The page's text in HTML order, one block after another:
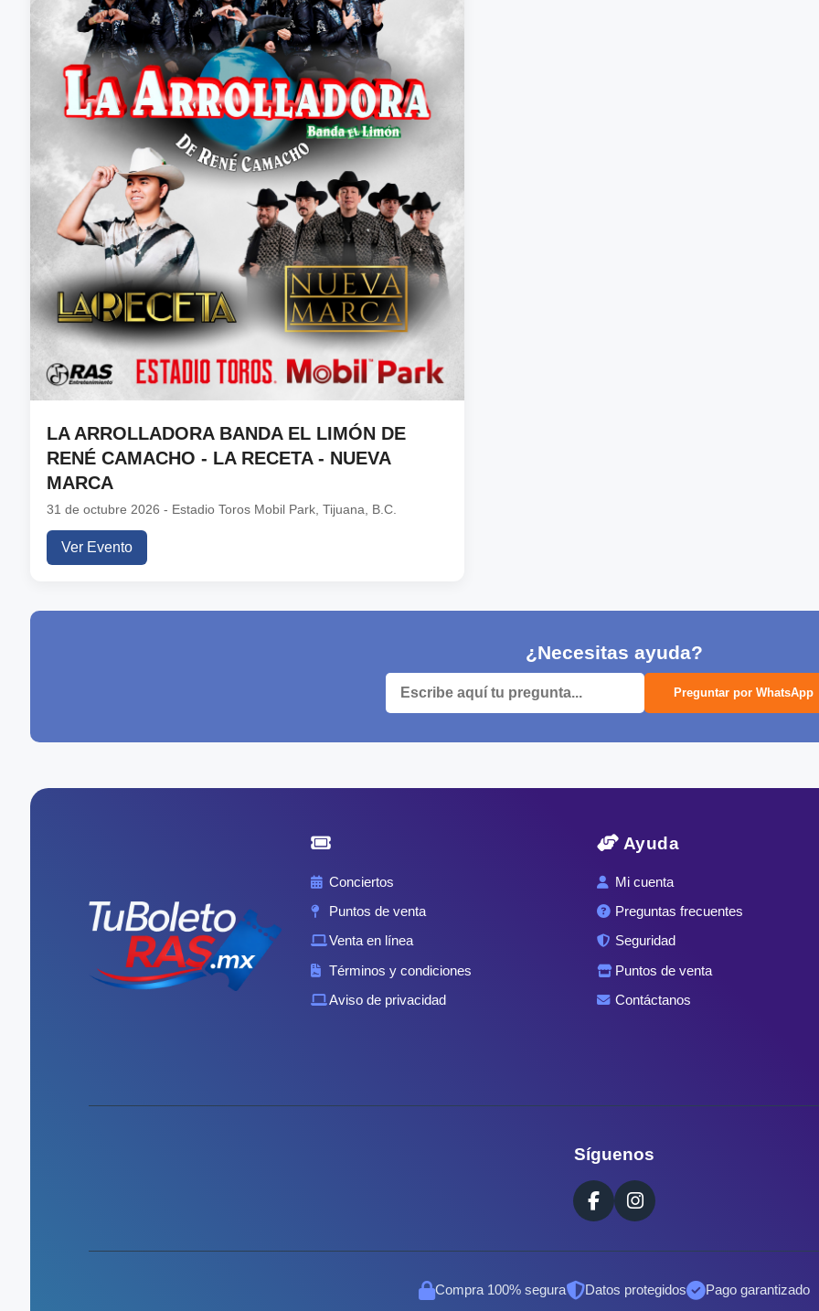
LA ARROLLADORA BANDA EL LIMÓN DE
RENÉ CAMACHO - LA RECETA - NUEVA
MARCA
31 de octubre 2026 - Estadio Toros Mobil Park, Tijuana, B.C.
Ver Evento
¿Necesitas ayuda?
Preguntar por WhatsApp
Conciertos
Puntos de venta
Venta en línea
Términos y condiciones
Aviso de privacidad
Ayuda
Mi cuenta
Preguntas frecuentes
Seguridad
Puntos de venta
Contáctanos
Síguenos
Compra 100% segura Datos protegidos Pago garantizado